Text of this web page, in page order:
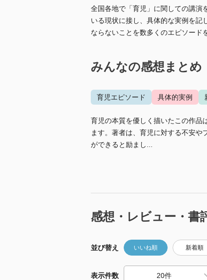
全国各地で「育児」に関しての講演
いる現状に接し、具体的な実例を記
ならないことを数多くのエピソード
みんなの感想まとめ
育児エピソード 具体的実例
育児の本質を優しく描いたこの作品
ます。著者は、育児に対する不安や
ができると励まし...
感想・レビュー・書
並び替え いいね順 新着順
表示件数